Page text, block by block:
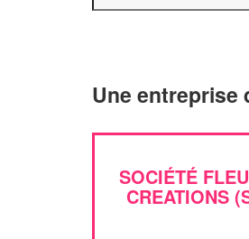
Une entreprise
SOCIÉTÉ
CREATIONS